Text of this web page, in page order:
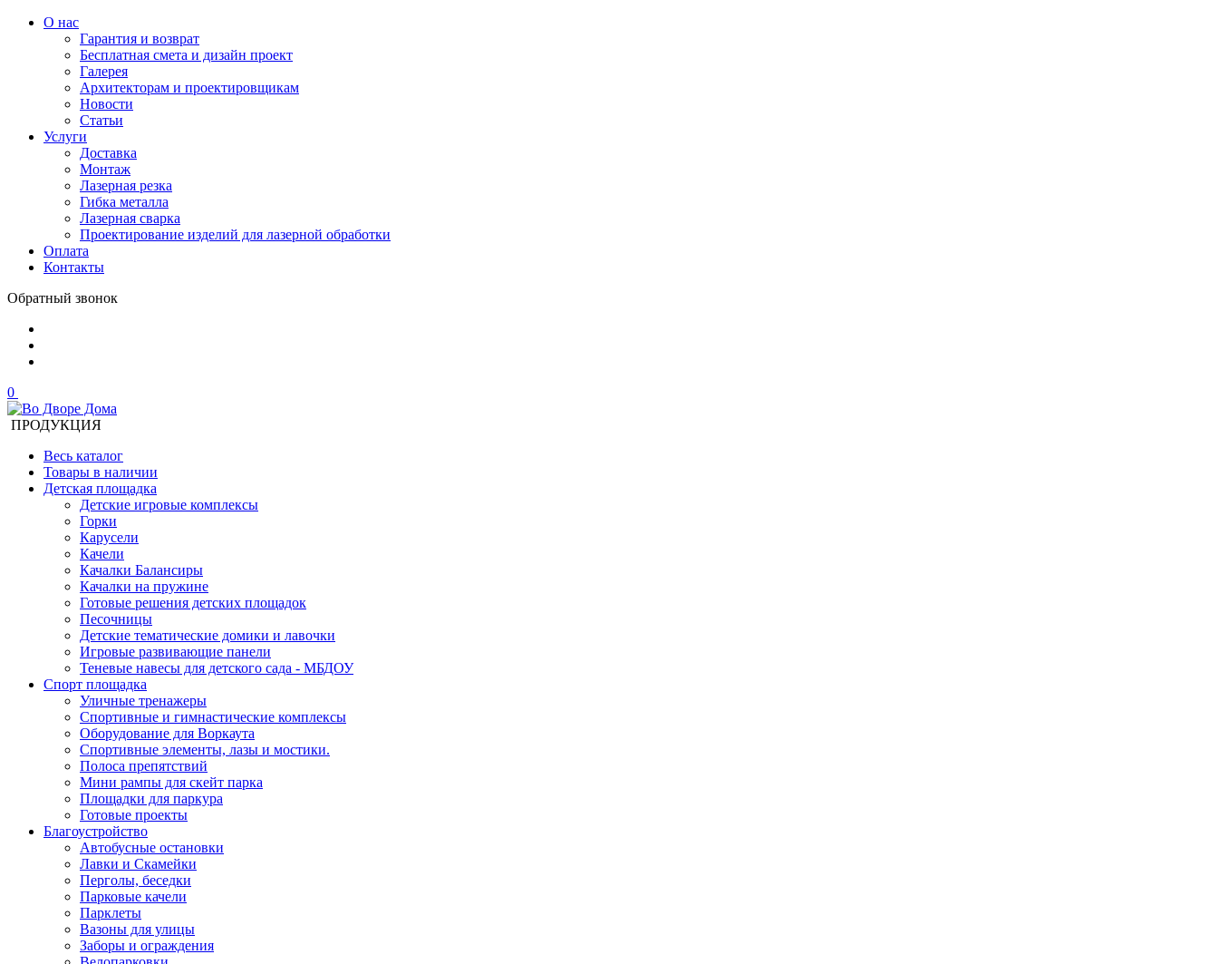
О нас
Гарантия и возврат
Бесплатная смета и дизайн проект
Галерея
Архитекторам и проектировщикам
Новости
Статьи
Услуги
Доставка
Монтаж
Лазерная резка
Гибка металла
Лазерная сварка
Проектирование изделий для лазерной обработки
Оплата
Контакты
Обратный звонок
0
ПРОДУКЦИЯ
Весь каталог
Товары в наличии
Детская площадка
Детские игровые комплексы
Горки
Карусели
Качели
Качалки Балансиры
Качалки на пружине
Готовые решения детских площадок
Песочницы
Детские тематические домики и лавочки
Игровые развивающие панели
Теневые навесы для детского сада - МБДОУ
Спорт площадка
Уличные тренажеры
Спортивные и гимнастические комплексы
Оборудование для Воркаута
Спортивные элементы, лазы и мостики.
Полоса препятствий
Мини рампы для скейт парка
Площадки для паркура
Готовые проекты
Благоустройство
Автобусные остановки
Лавки и Скамейки
Перголы, беседки
Парковые качели
Парклеты
Вазоны для улицы
Заборы и ограждения